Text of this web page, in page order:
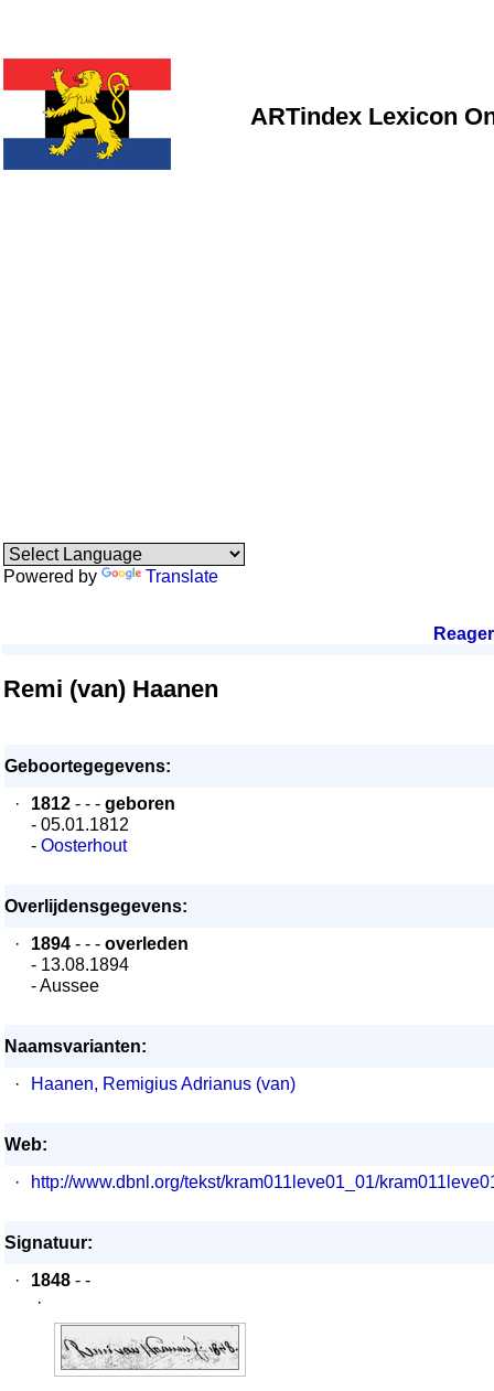
ARTindex Lexicon
Powered by Translate
Remi (van) Haanen
Geboortegegevens:
·
1812 - - - geboren
- 05.01.1812
- Oosterhout
Overlijdensgegevens:
·
1894 - - - overleden
- 13.08.1894
- Aussee
Naamsvarianten:
·
Haanen, Remigius Adrianus (van)
Web:
·
http://www.dbnl.org/tekst/kram011leve01_01/
Signatuur:
·
1848 - -
·